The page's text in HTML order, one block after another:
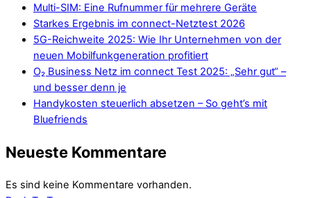
Multi-SIM: Eine Rufnummer für mehrere Geräte
Starkes Ergebnis im connect-Netztest 2026
5G-Reichweite 2025: Wie Ihr Unternehmen von der
neuen Mobilfunkgeneration profitiert
O₂ Business Netz im connect Test 2025: „Sehr gut“ –
und besser denn je
Handykosten steuerlich absetzen – So geht’s mit
Bluefriends
Neueste Kommentare
Es sind keine Kommentare vorhanden.